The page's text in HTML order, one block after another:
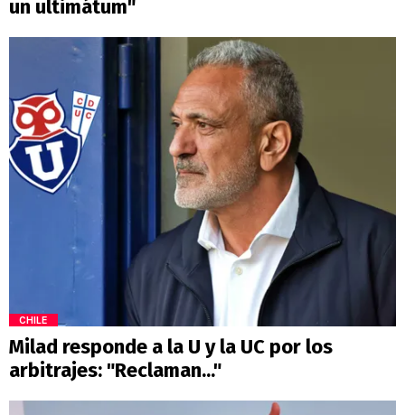
un ultimátum"
CHILE
Milad responde a la U y la UC por los
arbitrajes: "Reclaman..."